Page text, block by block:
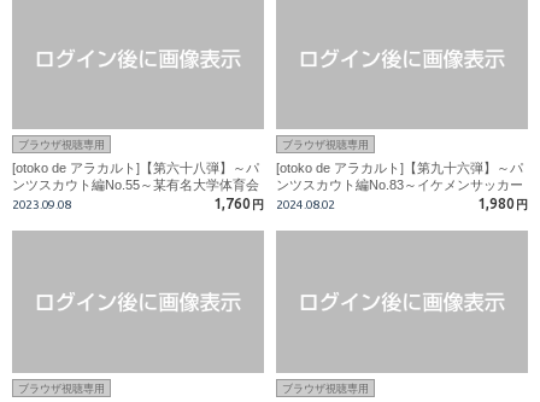
ブラウザ視聴専用
[otoko de アラカルト]【第六十八弾】～パ
ンツスカウト編No.55～某有名大学体育会
部員!!少年美BODY!!頭越えの大噴射!!
2023.09.08 1,760 円
ブラウザ視聴専用
[otoko de アラカルト]【第九十六弾】～パ
ンツスカウト編No.83～イケメンサッカー
部員!男前なのに乳首で勃起!
2024.08.02 1,980 円
ブラウザ視聴専用 ブラウザ視聴専用